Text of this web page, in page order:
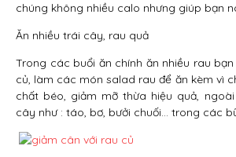
chúng không nhiều calo nhưng giúp bạn
Ăn nhiều trái cây, rau quả
Trong các buổi ăn chính ăn nhiều rau
củ, làm các món salad rau để ăn kèm vì
chất béo, giảm mỡ thừa hiệu quả,
cây như : táo, bơ, bưởi chuối… trong các